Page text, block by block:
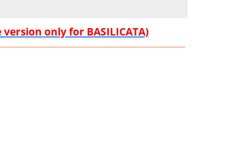
only for BASILICATA)